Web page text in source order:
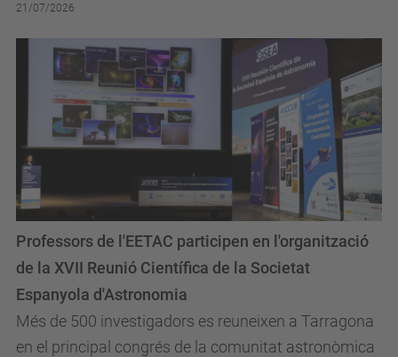
21/07/2026
Més de 500 investigadors es reuneixen a Tarragona
en el principal congrés de la comunitat astronòmica
Professors de l'EETAC participen en l'organització
de la XVII Reunió Científica de la Societat
Espanyola d'Astronomia